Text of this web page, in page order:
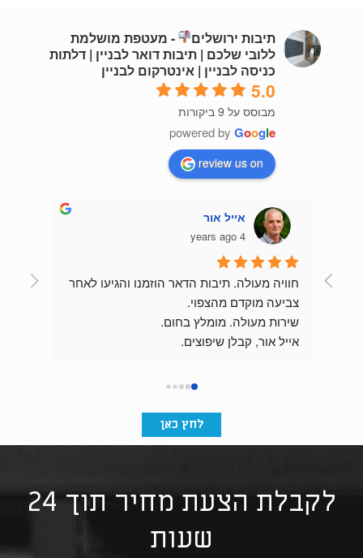
תיבות ירושלים
- מעטפת מושלמת
ללובי שלכם | תיבות דואר לבניין | דלתות
כניסה לבניין | אינטרקום לבניין
5.0
מבוסס על 9 ביקורות
powered by Google
review us on
אייל אור
4 years ago
צביעה מוקדם מהצפוי.
שירות מעולה. מומלץ בחום.
אייל אור, קבלן שיפוצים.
לחץ כאן
לקבלת הצעת מחיר תוך 24
שעות